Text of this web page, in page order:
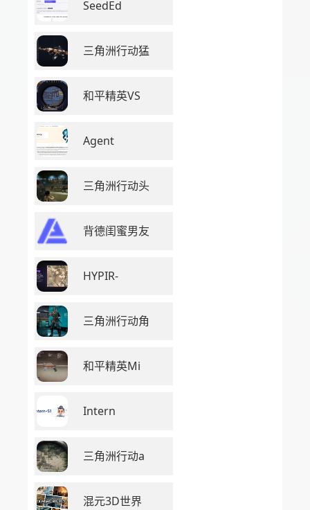
SeedEd
三角洲行动猛
和平精英VS
Agent
三角洲行动头
背德闺蜜男友
HYPIR-
三角洲行动角
和平精英Mi
Intern
三角洲行动a
混元3D世界